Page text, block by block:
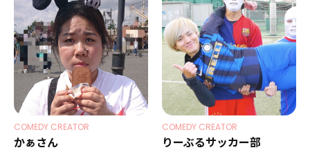
かぁさん
COMEDY CREATOR
りーぶるサッカー部
COMEDY CREATOR